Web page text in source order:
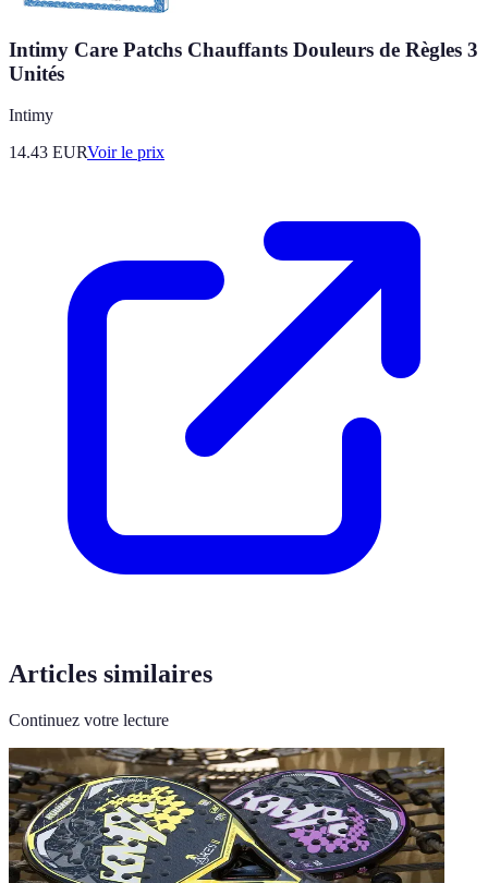
Intimy Care Patchs Chauffants Douleurs de Règles 3
Unités
Intimy
14.43 EURVoir le prix
Articles similaires
Continuez votre lecture